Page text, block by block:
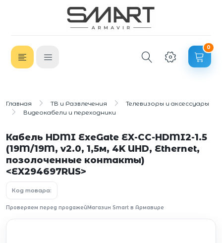
0
Главная ТВ и Развлечения
Телевизоры и аксессуары
Видеокабели и переходники
Кабель HDMI ExeGate EX-CC-HDMI2-1.5
(19M/19M, v2.0, 1,5м, 4K UHD, Ethernet,
позолоченные контакты)
<EX294697RUS>
Код товара:
Проверяем перед продажейМагазин Smart в Армавире